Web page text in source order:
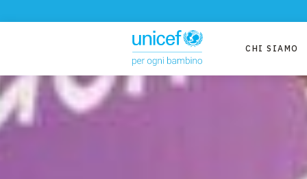
CHI SIAMO